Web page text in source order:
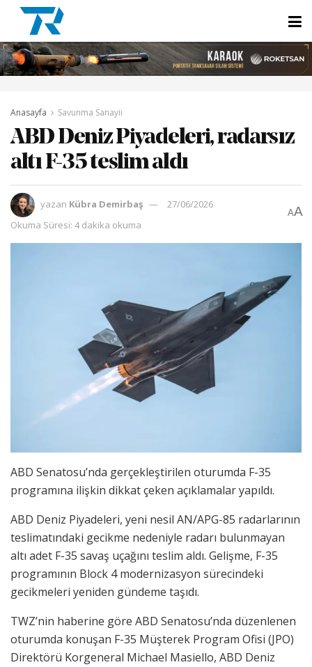
Anasayfa Savunma Sanayii
ABD Deniz Piyadeleri, radarsız
altı F-35 teslim aldı
yazan Kübra Demirbaş
27/06/2026
Okuma Süresi: 4 dakika okuma
AA
ABD Senatosu’nda gerçekleştirilen oturumda F-35
programına ilişkin dikkat çeken açıklamalar yapıldı.
ABD Deniz Piyadeleri, yeni nesil AN/APG-85 radarlarının
teslimatındaki gecikme nedeniyle radarı bulunmayan
altı adet F-35 savaş uçağını teslim aldı. Gelişme, F-35
programının Block 4 modernizasyon sürecindeki
gecikmeleri yeniden gündeme taşıdı.
TWZ’nin haberine göre ABD Senatosu’nda düzenlenen
oturumda konuşan F-35 Müşterek Program Ofisi (JPO)
Direktörü Korgeneral Michael Masiello, ABD Deniz